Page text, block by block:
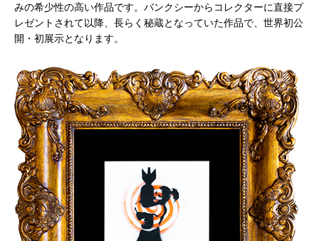
みの希少性の高い作品です。バンクシーからコレクターに直接プ
レゼントされて以降、長らく秘蔵となっていた作品で、世界初公
開・初展示となります。